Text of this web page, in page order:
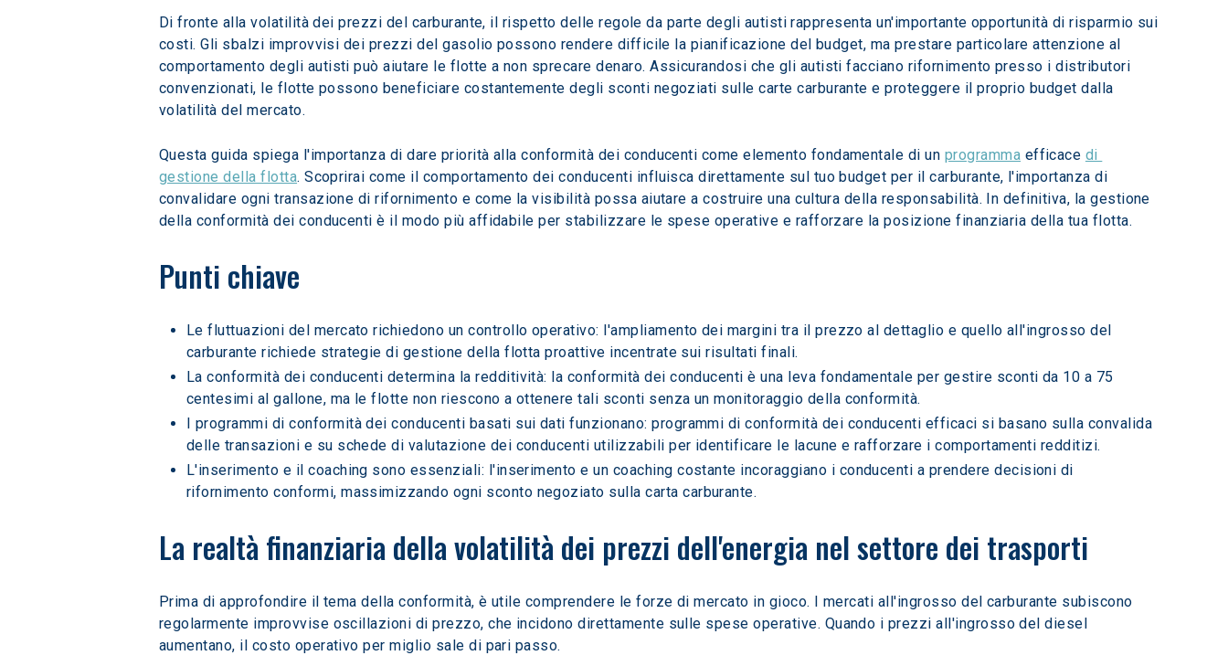
Di fronte alla volatilità dei prezzi del carburante, il rispetto delle regole da parte degli autisti rappresenta un'importante opportunità di risparmio sui
costi. Gli sbalzi improvvisi dei prezzi del gasolio possono rendere difficile la pianificazione del budget, ma prestare particolare attenzione al
comportamento degli autisti può aiutare le flotte a non sprecare denaro. Assicurandosi che gli autisti facciano rifornimento presso i distributori
convenzionati, le flotte possono beneficiare costantemente degli sconti negoziati sulle carte carburante e proteggere il proprio budget dalla
volatilità del mercato.
Questa guida spiega l'importanza di dare priorità alla conformità dei conducenti come elemento fondamentale di un programma efficace di
gestione della flotta. Scoprirai come il comportamento dei conducenti influisca direttamente sul tuo budget per il carburante, l'importanza di
convalidare ogni transazione di rifornimento e come la visibilità possa aiutare a costruire una cultura della responsabilità. In definitiva, la gestione
della conformità dei conducenti è il modo più affidabile per stabilizzare le spese operative e rafforzare la posizione finanziaria della tua flotta.
Punti chiave
Le fluttuazioni del mercato richiedono un controllo operativo: l'ampliamento dei margini tra il prezzo al dettaglio e quello all'ingrosso del
carburante richiede strategie di gestione della flotta proattive incentrate sui risultati finali.
La conformità dei conducenti determina la redditività: la conformità dei conducenti è una leva fondamentale per gestire sconti da 10 a 75
centesimi al gallone, ma le flotte non riescono a ottenere tali sconti senza un monitoraggio della conformità.
I programmi di conformità dei conducenti basati sui dati funzionano: programmi di conformità dei conducenti efficaci si basano sulla convalida
delle transazioni e su schede di valutazione dei conducenti utilizzabili per identificare le lacune e rafforzare i comportamenti redditizi.
L'inserimento e il coaching sono essenziali: l'inserimento e un coaching costante incoraggiano i conducenti a prendere decisioni di
rifornimento conformi, massimizzando ogni sconto negoziato sulla carta carburante.
La realtà finanziaria della volatilità dei prezzi dell'energia nel settore dei trasporti
Prima di approfondire il tema della conformità, è utile comprendere le forze di mercato in gioco. I mercati all'ingrosso del carburante subiscono
regolarmente improvvise oscillazioni di prezzo, che incidono direttamente sulle spese operative. Quando i prezzi all'ingrosso del diesel
aumentano, il costo operativo per miglio sale di pari passo.